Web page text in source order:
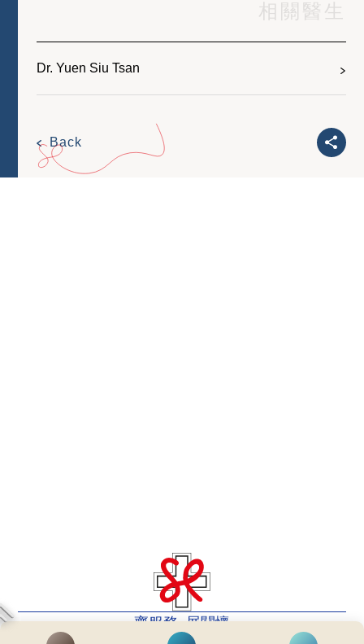
相關醫生
Dr. Yuen Siu Tsan
Back
齊服務 展關懷
We Serve & We Care